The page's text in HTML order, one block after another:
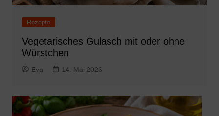
Rezepte
Vegetarisches Gulasch mit oder ohne
Würstchen
Eva 14. Mai 2026